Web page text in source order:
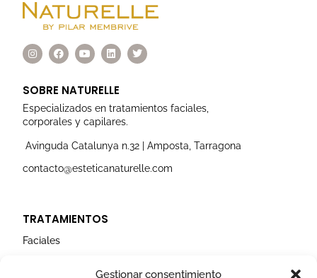
Gestionar consentimiento
I
n
a
g
r
a
m
F
a
b
o
o
k
Y
o
u
b
e
L
i
e
d
i
n
T
w
r
SOBRE NATURELLE
Especializados en tratamientos faciales,
corporales y capilares.
Avinguda Catalunya n.32 | Amposta, Tarragona
contacto@esteticanaturelle.com
TRATAMIENTOS
Faciales